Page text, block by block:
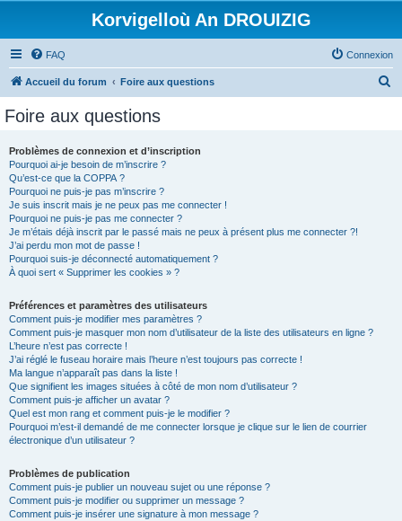
Korvigelloù An DROUIZIG
FAQ Connexion
Accueil du forum Foire aux questions
Foire aux questions
Problèmes de connexion et d’inscription
Pourquoi ai-je besoin de m’inscrire ?
Qu’est-ce que la COPPA ?
Pourquoi ne puis-je pas m’inscrire ?
Je suis inscrit mais je ne peux pas me connecter !
Pourquoi ne puis-je pas me connecter ?
Je m’étais déjà inscrit par le passé mais ne peux à présent plus me connecter ?!
J’ai perdu mon mot de passe !
Pourquoi suis-je déconnecté automatiquement ?
À quoi sert « Supprimer les cookies » ?
Préférences et paramètres des utilisateurs
Comment puis-je modifier mes paramètres ?
Comment puis-je masquer mon nom d’utilisateur de la liste des utilisateurs en ligne ?
L’heure n’est pas correcte !
J’ai réglé le fuseau horaire mais l’heure n’est toujours pas correcte !
Ma langue n’apparaît pas dans la liste !
Que signifient les images situées à côté de mon nom d’utilisateur ?
Comment puis-je afficher un avatar ?
Quel est mon rang et comment puis-je le modifier ?
Pourquoi m’est-il demandé de me connecter lorsque je clique sur le lien de courrier
électronique d’un utilisateur ?
Problèmes de publication
Comment puis-je publier un nouveau sujet ou une réponse ?
Comment puis-je modifier ou supprimer un message ?
Comment puis-je insérer une signature à mon message ?